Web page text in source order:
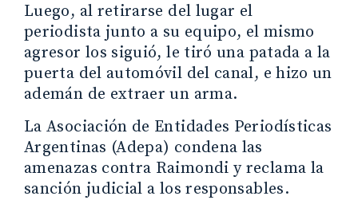
Luego, al retirarse del lugar el
periodista junto a su equipo, el mismo
agresor los siguió, le tiró una patada a la
puerta del automóvil del canal, e hizo un
ademán de extraer un arma.
La Asociación de Entidades Periodísticas
Argentinas (Adepa) condena las
amenazas contra Raimondi y reclama la
sanción judicial a los responsables.